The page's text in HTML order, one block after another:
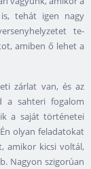
tehát igen nagy
te-
amiben ő lehet a
zárlat van, és az
a sahteri fogalom
a saját történetei
olyan feladatokat
amikor kicsi voltál,
Nagyon szigorúan